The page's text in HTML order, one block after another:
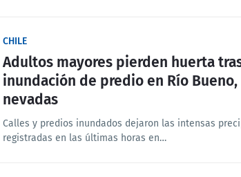
CHILE
Adultos mayores pierden huerta
inundación de predio en Río Bueno,
nevadas
Calles y predios inundados dejaron las intensas
registradas en las últimas horas en…